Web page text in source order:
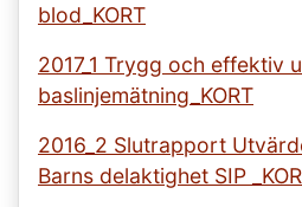
blod_KORT
2017_1 Trygg och effektiv
baslinjemätning_KORT
2016_2 Slutrapport
Barns delaktighet SIP